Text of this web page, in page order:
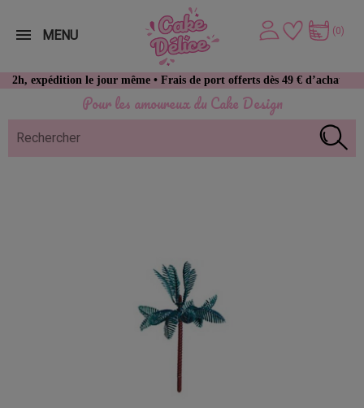
Pour les amoureux du Cake Design
le jour même • Frais de port offerts dès 49 € d’achat
(0)
MENU